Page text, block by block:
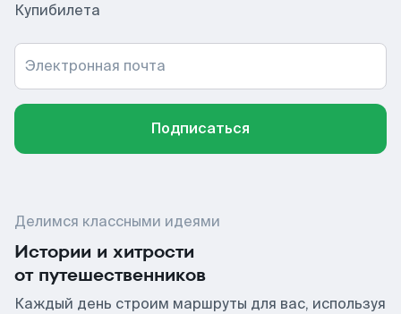
Купибилета
Электронная почта
Подписаться
Делимся классными идеями
Истории и хитрости
от путешественников
Каждый день строим маршруты для вас, используя